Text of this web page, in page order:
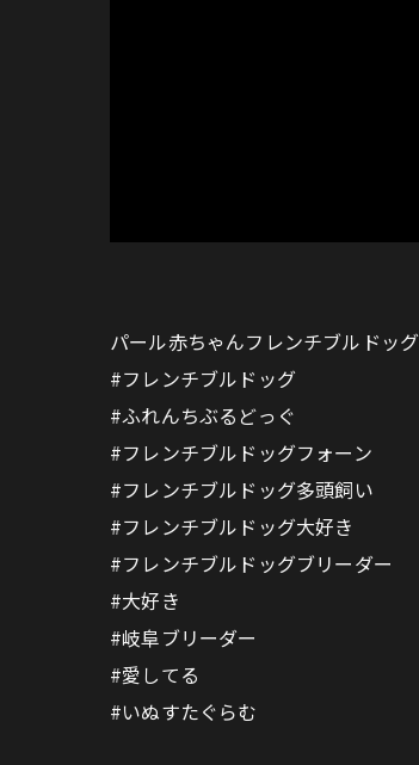
パール赤ちゃんフレンチブルドッグ
#フレンチブルドッグ
#ふれんちぶるどっぐ
#フレンチブルドッグフォーン
#フレンチブルドッグ多頭飼い
#フレンチブルドッグ大好き
#フレンチブルドッグブリーダー
#大好き
#岐阜ブリーダー
#愛してる
#いぬすたぐらむ